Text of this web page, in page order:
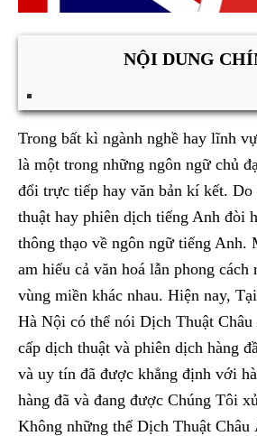
NỘI DUNG
Trong bất kì ngành nghề hay lĩnh
là một trong những ngôn ngữ chủ
đổi trực tiếp hay văn bản kí kết.
thuật hay phiên dịch tiếng Anh đòi
thông thạo về ngôn ngữ tiếng Anh.
am hiểu cả văn hoá lẫn phong cách
vùng miền khác nhau. Hiện nay,
Hà Nội có thể nói Dịch Thuật
cấp dịch thuật và phiên dịch hàng
và uy tín đã được khẳng định với
hàng đã và đang được Chúng Tôi
Không những thế Dịch Thuật